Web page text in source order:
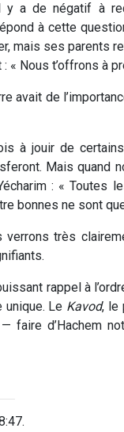
y a de négatif à
à cette
mais ses parents
« Nous t’offrons à
avait de
à jouir de
Mais quand
: « Toutes
bonnes ne sont
verrons très
rappel à
Le Kavod, le
faire d’Hachem